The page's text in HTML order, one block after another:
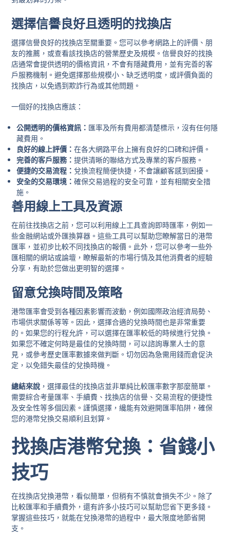
選擇信譽良好且透明的找換店
選擇信譽良好的找換店至關重要。您可以參考網路上的評價、朋
友的推薦，或查看該找換店的營業歷史及規模。信譽良好的找換
店通常會提供透明的價格資訊，不會有隱藏費用，並有完善的客
戶服務機制。避免選擇那些規模小、缺乏透明度，或評價負面的
找換店，以免遇到欺詐行為或其他問題。
一個好的找換店應該：
公開透明的價格資訊： 匯率及所有費用都清楚標示，沒有任何隱
藏費用。
良好的線上評價：在各大網路平台上擁有良好的口碑和評價。
完善的客戶服務：提供清晰的聯絡方式及專業的客戶服務。
便捷的交易流程：兌換流程簡便快捷，不會讓顧客感到困擾。
安全的交易環境：確保交易過程的安全可靠，並有相關安全措
施。
善用線上工具及資源
在前往找換店之前，您可以利用線上工具查詢即時匯率，例如一
些金融網站或外匯換算器。這些工具可以幫助您瞭解當日的港幣
匯率，並初步比較不同找換店的報價。此外，您可以參考一些外
匯相關的網站或論壇，瞭解最新的市場行情及其他消費者的經驗
分享，有助於您做出更明智的選擇。
留意兌換時間及策略
港幣匯率會受到各種因素影響而波動，例如國際政治經濟局勢、
市場供求關係等等。因此，選擇合適的兌換時間也是非常重要
的。如果您的行程允許，可以選擇在匯率較低的時候進行兌換。
如果您不確定何時是最佳的兌換時間，可以諮詢專業人士的意
見，或參考歷史匯率數據來做判斷。切勿因為急需用錢而倉促決
定，以免錯失最佳的兌換時機。
總結來說 ，選擇最佳的找換店並非單純比較匯率數字那麼簡單。
需要綜合考量匯率、手續費、找換店的信譽、交易流程的便捷性
及安全性等多個因素。謹慎選擇，纔能有效避開匯率陷阱，確保
您的港幣兌換交易順利且划算。
找換店港幣兌換：省錢小
技巧
在找換店兌換港幣，看似簡單，但稍有不慎就會損失不少。除了
比較匯率和手續費外，還有許多小技巧可以幫助您省下更多錢。
掌握這些技巧，就能在兌換港幣的過程中，最大限度地節省開
支。